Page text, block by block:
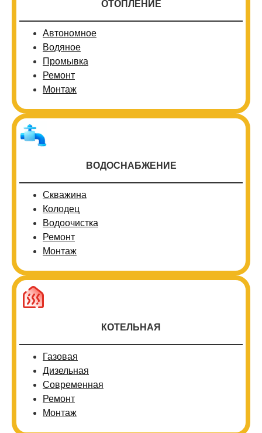
ОТОПЛЕНИЕ
Автономное
Водяное
Промывка
Ремонт
Монтаж
ВОДОСНАБЖЕНИЕ
Скважина
Колодец
Водоочистка
Ремонт
Монтаж
КОТЕЛЬНАЯ
Газовая
Дизельная
Современная
Ремонт
Монтаж